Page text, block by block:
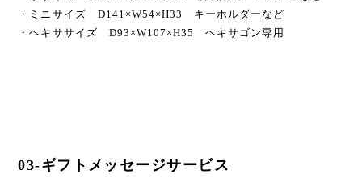
・ミニサイズ D141×W54×H33 キーホルダーなど
・ヘキササイズ D93×W107×H35 ヘキサゴン専用
03-ギフトメッセージサービス